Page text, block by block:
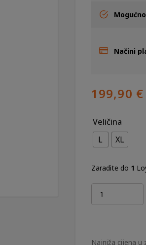
Načini
199,90 €
Veličina
L
XL
Zaradite do 1
Hlače
Najniža cijena u